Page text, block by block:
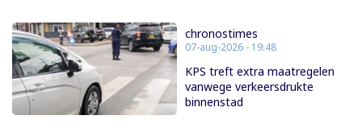
chronostimes
07-aug-2026 - 19:48
KPS treft extra maatregelen
vanwege verkeersdrukte
binnenstad